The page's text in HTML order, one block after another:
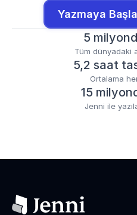
Yazmaya
5
Tüm dünyadaki
5,2 saat
Ortalama
15
Jenni ile